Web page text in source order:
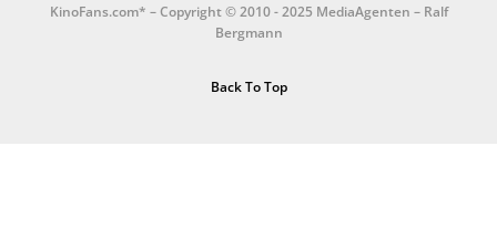
KinoFans.com* – Copyright © 2010 - 2025 MediaAgenten – Ralf
Bergmann
Back To Top